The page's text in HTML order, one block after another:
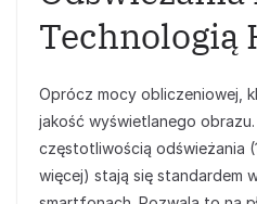
Technologią
Oprócz mocy obliczeniowej,
jakość wyświetlanego obrazu.
częstotliwością odświeżania
więcej) stają się standardem